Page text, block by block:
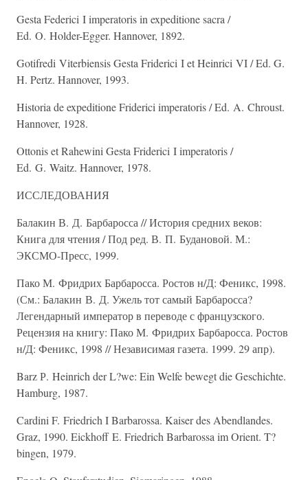
Gesta Federici I imperatoris in expeditione sacra /
Ed. O. Holder-Egger. Hannover, 1892.
Gotifredi Viterbiensis Gesta Friderici I et Heinrici VI / Ed. G.
H. Pertz. Hannover, 1993.
Historia de expeditione Friderici imperatoris / Ed. A. Chroust.
Hannover, 1928.
Ottonis et Rahewini Gesta Friderici I imperatoris /
Ed. G. Waitz. Hannover, 1978.
ИССЛЕДОВАНИЯ
Балакин В. Д. Барбаросса // История средних веков:
Книга для чтения / Под ред. В. П. Будановой. М.:
ЭКСМО-Пресс, 1999.
Пако М. Фридрих Барбаросса. Ростов н/Д: Феникс, 1998.
(См.: Балакин В. Д. Ужель тот самый Барбаросса?
Легендарный император в переводе с французского.
Рецензия на книгу: Пако М. Фридрих Барбаросса. Ростов
н/Д: Феникс, 1998 // Независимая газета. 1999. 29 апр).
Barz Р. Heinrich der L?we: Ein Welfe bewegt die Geschichte.
Hamburg, 1987.
Cardini F. Friedrich I Barbarossa. Kaiser des Abendlandes.
Graz, 1990. Eickhoff E. Friedrich Barbarossa im Orient. T?
bingen, 1979.